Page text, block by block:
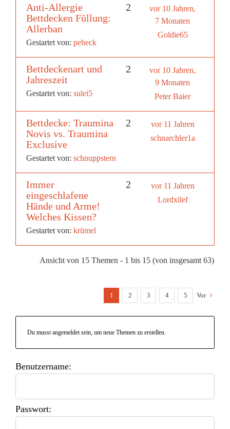
Anti-Allergie
Bettdecken Füllung:
Allerban
Gestartet von: peheck
2
vor 10 Jahren,
7 Monaten
Goldie65
Bettdeckenart und
Jahreszeit
Gestartet von: sulei5
2
vor 10 Jahren,
9 Monaten
Peter Baier
Bettdecke: Traumina
Novis vs. Traumina
Exclusive
Gestartet von: schnuppstern
2
vor 11 Jahren
schnarchler1a
Immer
eingeschlafene
Hände und Arme!
Welches Kissen?
Gestartet von: krümel
2
vor 11 Jahren
Lordxilef
Ansicht von 15 Themen - 1 bis 15 (von insgesamt 63)
1 2 3 4 5 Vor
Du musst angemeldet sein, um neue Themen zu erstellen.
Benutzername:
Passwort: